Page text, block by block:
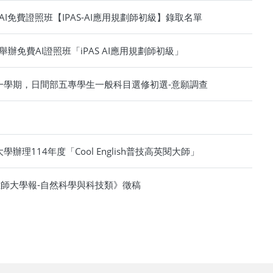
免費證照班【IPAS-AI應用規劃師初級】錄取名單
免費AI證照班「iPAS AI應用規劃師初級」
期，日間部五專學生一般科目選修初選-意願調查
辦理114年度「Cool English普技高英閱大師」
大學報-自然科學與科技類》徵稿